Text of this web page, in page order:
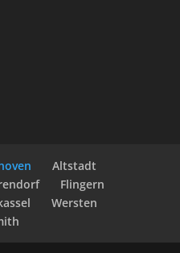
Altstadt
Flingern
Wersten